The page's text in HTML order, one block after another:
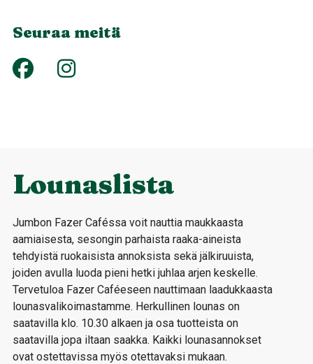
Seuraa meitä
Lounaslista
Jumbon Fazer Caféssa voit nauttia maukkaasta
aamiaisesta, sesongin parhaista raaka-aineista
tehdyistä ruokaisista annoksista sekä jälkiruuista,
joiden avulla luoda pieni hetki juhlaa arjen keskelle.
Tervetuloa Fazer Caféeseen nauttimaan laadukkaasta
lounasvalikoimastamme. Herkullinen lounas on
saatavilla klo. 10.30 alkaen ja osa tuotteista on
saatavilla jopa iltaan saakka. Kaikki lounasannokset
ovat ostettavissa myös otettavaksi mukaan.